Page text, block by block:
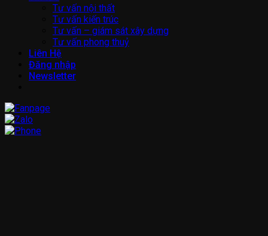
Tư vấn nội thất
Tư vấn kiến trúc
Tư vấn – giám sát xây dựng
Tư vấn phong thuỷ
Liên Hệ
Đăng nhập
Newsletter